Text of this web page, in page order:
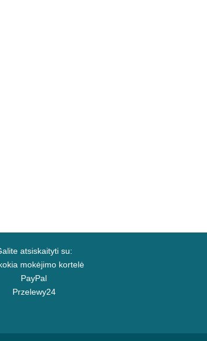
atsiskaityti su:
mokėjimo kortelė
PayPal
Przelewy24